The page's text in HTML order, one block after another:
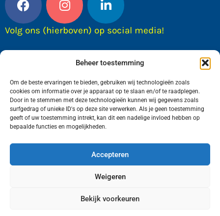
Beheer toestemming
Om de beste ervaringen te bieden, gebruiken wij technologieën zoals
cookies om informatie over je apparaat op te slaan en/of te raadplegen.
Door in te stemmen met deze technologieën kunnen wij gegevens zoals
surfgedrag of unieke ID's op deze site verwerken. Als je geen toestemming
geeft of uw toestemming intrekt, kan dit een nadelige invloed hebben op
bepaalde functies en mogelijkheden.
Accepteren
Weigeren
Bekijk voorkeuren
Volg ons (hierboven) op social media!
Wij van FranekerActueel.nl verzorgen het nieuws
in de Gemeente Waadhoeke. Met als hoofdplaats
Copyright © FranekerActueel 2009-2026